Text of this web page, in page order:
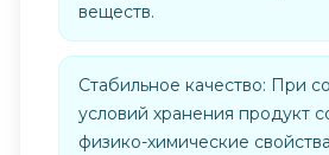
веществ.
Стабильное качество: При
условий хранения продукт
физико-химические